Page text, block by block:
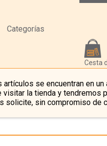
Categorías
Cesta
se encuentran en un
visitar la tienda y tendremos
solicite, sin compromiso de